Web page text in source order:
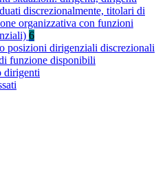
discrezionalmente, titolari di
organizzativa con funzioni
6
posizioni dirigenziali discrezionali
funzione disponibili
dirigenti